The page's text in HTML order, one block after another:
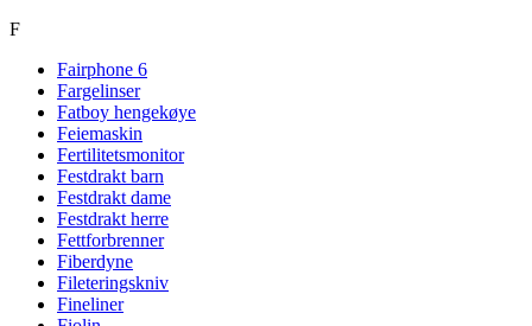
F
Fairphone 6
Fargelinser
Fatboy hengekøye
Feiemaskin
Fertilitetsmonitor
Festdrakt barn
Festdrakt dame
Festdrakt herre
Fettforbrenner
Fiberdyne
Fileteringskniv
Fineliner